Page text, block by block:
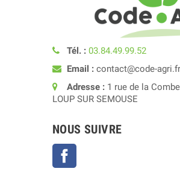
Tél. : 03.84.49.99.52
Email : contact@code-agri.fr
Adresse : 1 rue de la
LOUP SUR SEMOUSE
NOUS SUIVRE